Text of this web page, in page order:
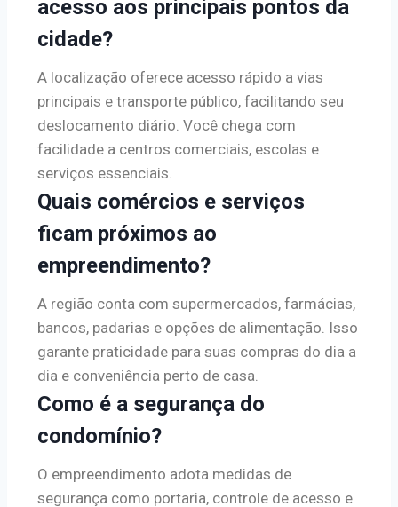
acesso aos principais pontos da
cidade?
A localização oferece acesso rápido a vias
principais e transporte público, facilitando seu
deslocamento diário. Você chega com
facilidade a centros comerciais, escolas e
serviços essenciais.
Quais comércios e serviços
ficam próximos ao
empreendimento?
A região conta com supermercados, farmácias,
bancos, padarias e opções de alimentação. Isso
garante praticidade para suas compras do dia a
dia e conveniência perto de casa.
Como é a segurança do
condomínio?
O empreendimento adota medidas de
segurança como portaria, controle de acesso e